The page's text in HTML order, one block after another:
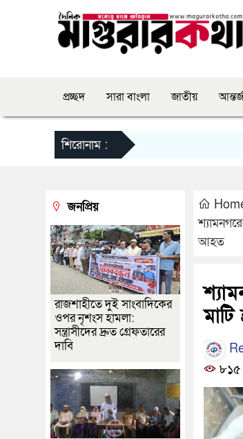
প্রচ্ছদ সারা বাংলা জাতীয়
শিরোনাম :
আহত
জনপ্রিয়
রাজশাহীতে দুই সাংবাদিকের
ওপর নৃশংস হামলা:
সন্ত্রাসীদের দ্রুত গ্রেফতারের
দাবি